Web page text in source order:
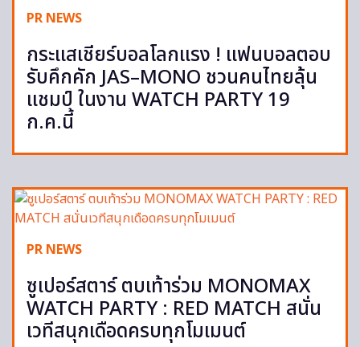
PR NEWS
กระแสเชียร์บอลโลกแรง ! แฟนบอลตอบ
รับคึกคัก JAS–MONO ชวนคนไทยลุ้น
แชมป์ ในงาน WATCH PARTY 19
ก.ค.นี้
PR NEWS
ซูเปอร์สตาร์ ตบเท้าร่วม MONOMAX
WATCH PARTY : RED MATCH สนั่น
เวทีสนุกเดือดครบทุกโมเมนต์